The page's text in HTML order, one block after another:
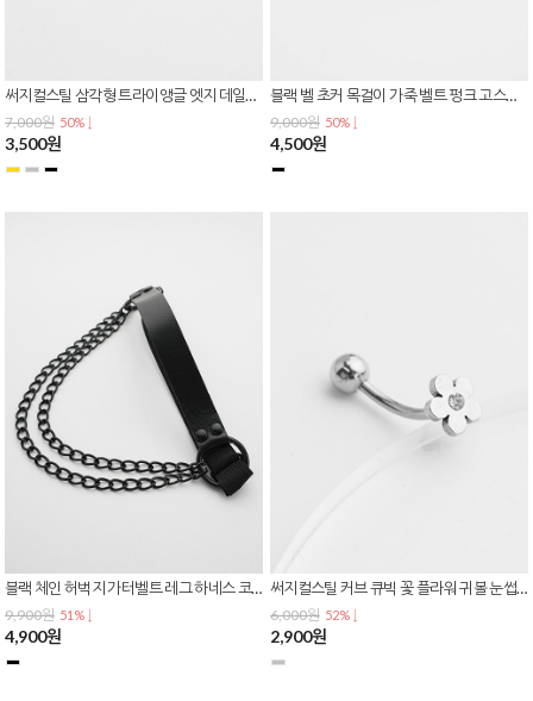
써지컬스틸 삼각형 트라이앵글 엣지 데일리 심플 원터치 링 귀걸이 E-0613
7,000원 50% ↓
3,500원
블랙 벨 초커 목걸이 가죽 벨트 펑크 고스룩 코스프레 N-0436
9,000원 50% ↓
4,500원
블랙 체인 허벅지 가터벨트 레그 하네스 코스프레 스트랩 밴드 가터링 AC-0242
9,900원 51% ↓
4,900원
써지컬스틸 커브 큐빅 꽃 플라워 귀볼 눈썹 바나나 피어싱 P-0826
6,000원 52% ↓
2,900원